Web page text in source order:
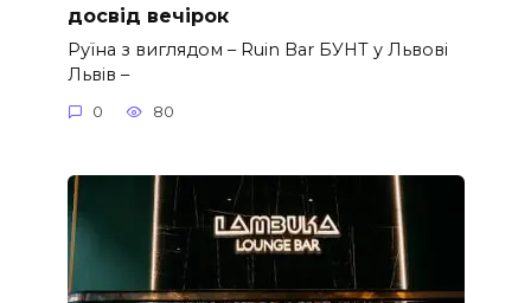
досвід вечірок
Руїна з виглядом – Ruin Bar БУНТ у Львові
Львів –
0 80